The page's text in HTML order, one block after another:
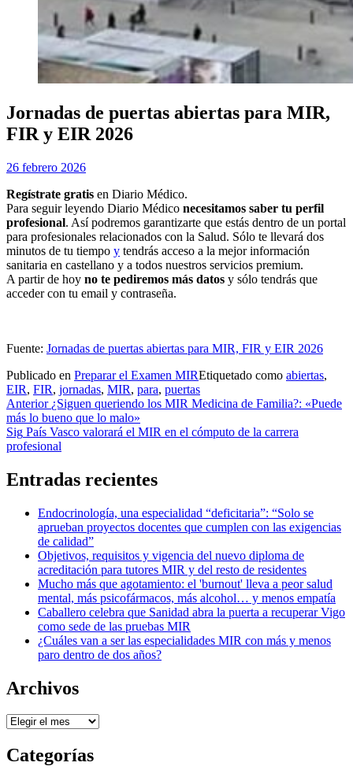
Jornadas de puertas abiertas para MIR,
FIR y EIR 2026
porExamen MIR
Publicada
26 febrero 2026
Regístrate gratis en Diario Médico.
Para seguir leyendo Diario Médico necesitamos saber tu perfil
profesional. Así podremos garantizarte que estás dentro de un portal
para profesionales relacionados con la Salud. Sólo te llevará dos
minutos de tu tiempo y tendrás acceso a la mejor información
sanitaria en castellano y a todos nuestros servicios premium.
A partir de hoy no te pediremos más datos y sólo tendrás que
acceder con tu email y contraseña.
Fuente: Jornadas de puertas abiertas para MIR, FIR y EIR 2026
Publicado en Preparar el Examen MIREtiquetado como abiertas,
EIR, FIR, jornadas, MIR, para, puertas
Navegación
de
entradas
Anterior ¿Siguen queriendo los MIR Medicina de Familia?: «Puede
más lo bueno que lo malo»
Sig País Vasco valorará el MIR en el cómputo de la carrera
profesional
Entradas recientes
Endocrinología, una especialidad “deficitaria”: “Solo se
aprueban proyectos docentes que cumplen con las exigencias
de calidad”
Objetivos, requisitos y vigencia del nuevo diploma de
acreditación para tutores MIR y del resto de residentes
Mucho más que agotamiento: el 'burnout' lleva a peor salud
mental, más psicofármacos, más alcohol… y menos empatía
Caballero celebra que Sanidad abra la puerta a recuperar Vigo
como sede de las pruebas MIR
¿Cuáles van a ser las especialidades MIR con más y menos
paro dentro de dos años?
Archivos
Archivos
Categorías